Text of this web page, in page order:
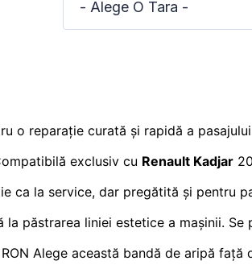
- Alege O Tara -
o reparație curată și rapidă a
exclusiv cu Renault Kadjar
ca la service, dar pregătită și pentru
păstrarea liniei estetice a mașinii. Se
Alege această bandă de aripă față